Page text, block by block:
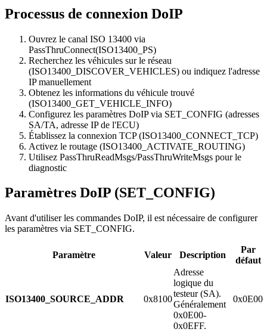
Processus de connexion DoIP
Ouvrez le canal ISO 13400 via
PassThruConnect(ISO13400_PS)
Recherchez les véhicules sur le réseau
(ISO13400_DISCOVER_VEHICLES) ou indiquez l'adresse
IP manuellement
Obtenez les informations du véhicule trouvé
(ISO13400_GET_VEHICLE_INFO)
Configurez les paramètres DoIP via SET_CONFIG (adresses
SA/TA, adresse IP de l'ECU)
Établissez la connexion TCP (ISO13400_CONNECT_TCP)
Activez le routage (ISO13400_ACTIVATE_ROUTING)
Utilisez PassThruReadMsgs/PassThruWriteMsgs pour le
diagnostic
Paramètres DoIP (SET_CONFIG)
Avant d'utiliser les commandes DoIP, il est nécessaire de configurer
les paramètres via SET_CONFIG.
Paramètre Valeur Description
Par
défaut
ISO13400_SOURCE_ADDR 0x8100
Adresse
logique du
testeur (SA).
Généralement
0x0E00-
0x0EFF.
0x0E00